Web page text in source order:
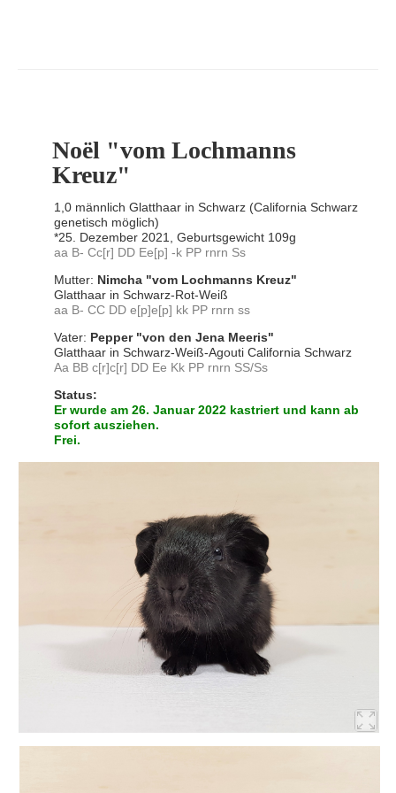
Noël "vom Lochmanns
Kreuz"
1,0 männlich Glatthaar in Schwarz (California Schwarz
genetisch möglich)
*25. Dezember 2021, Geburtsgewicht 109g
aa B- Cc[r] DD Ee[p] -k PP rnrn Ss
Mutter: Nimcha "vom Lochmanns Kreuz"
Glatthaar in Schwarz-Rot-Weiß
aa B- CC DD e[p]e[p] kk PP rnrn ss
Vater: Pepper "von den Jena Meeris"
Glatthaar in Schwarz-Weiß-Agouti California Schwarz
Aa BB c[r]c[r] DD Ee Kk PP rnrn SS/Ss
Status:
Er wurde am 26. Januar 2022 kastriert und kann ab
sofort ausziehen.
Frei.